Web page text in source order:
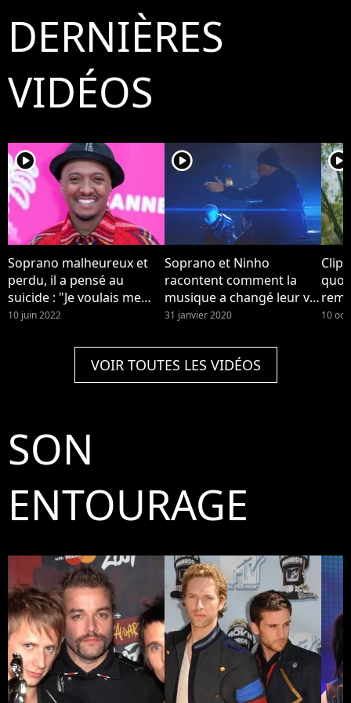
DERNIÈRES
VIDÉOS
player2
Soprano malheureux et
perdu, il a pensé au
suicide : "Je voulais me
casser de ce monde
10 juin 2022
player2
Soprano et Ninho
racontent comment la
musique a changé leur vie
dans le clip "Musica"
31 janvier 2020
player2
Clip
son
10
VOIR TOUTES LES VIDÉOS
SON
ENTOURAGE